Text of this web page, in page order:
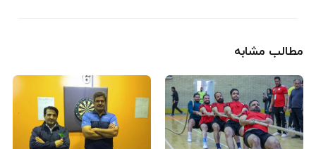
مطالب مشابه